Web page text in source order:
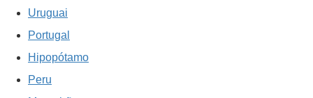
Uruguai
Portugal
Hipopótamo
Peru